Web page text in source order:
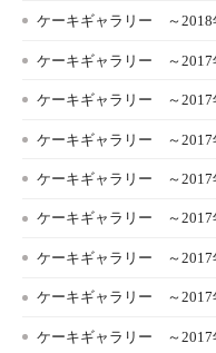
ケーキギャラリー ～2018
ケーキギャラリー ～2017
ケーキギャラリー ～2017
ケーキギャラリー ～2017
ケーキギャラリー ～2017
ケーキギャラリー ～2017
ケーキギャラリー ～2017
ケーキギャラリー ～2017
ケーキギャラリー ～2017